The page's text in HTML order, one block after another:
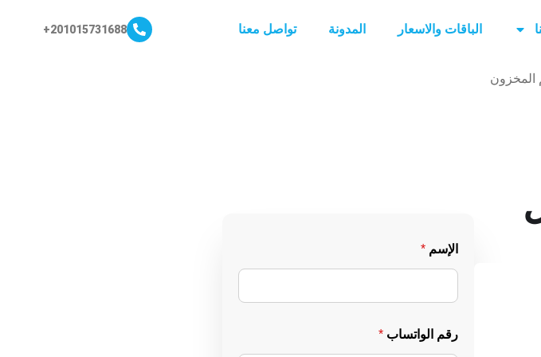
الباقات والاسعار المدونة تواصل معنا 201015731688+
المخزون
ا
ل
ر
ا
الإسم *
رقم الواتساب *